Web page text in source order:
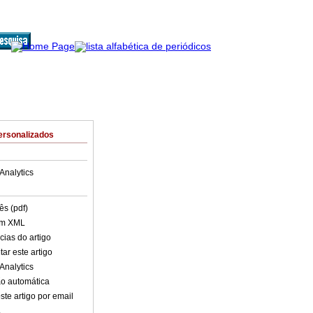
(pdf)
XML
do artigo
este artigo
automática
artigo por email